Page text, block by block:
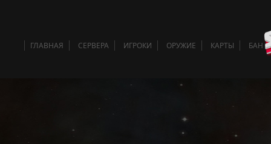
ГЛАВНАЯ СЕРВЕРА ИГРОКИ ОРУЖИЕ КАРТЫ БАН